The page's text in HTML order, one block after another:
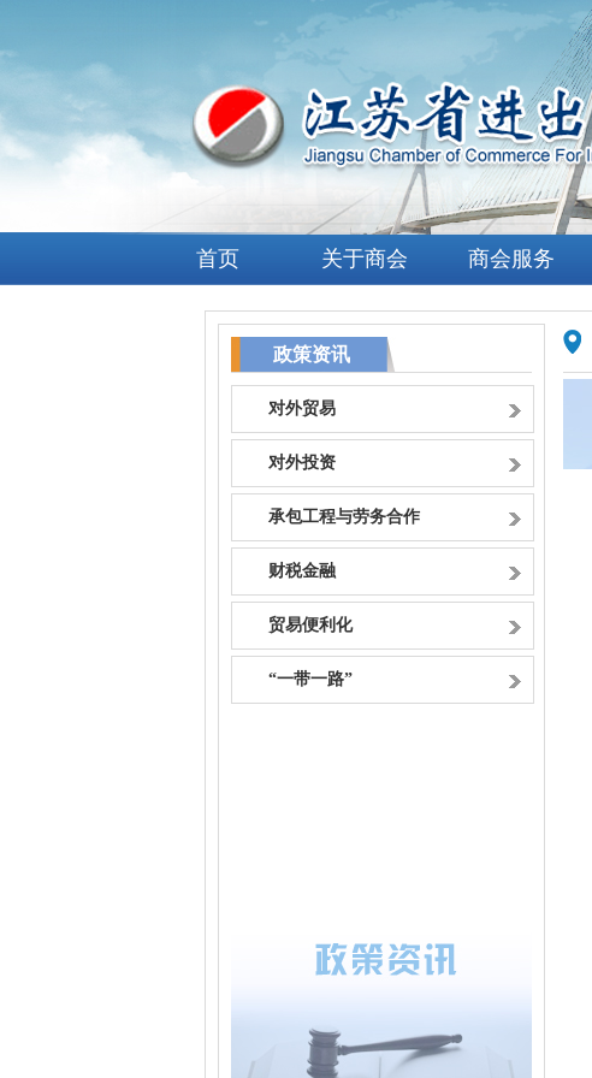
首页 关于商会 商会服务
政策资讯
对外贸易
对外投资
承包工程与劳务合作
财税金融
贸易便利化
“一带一路”